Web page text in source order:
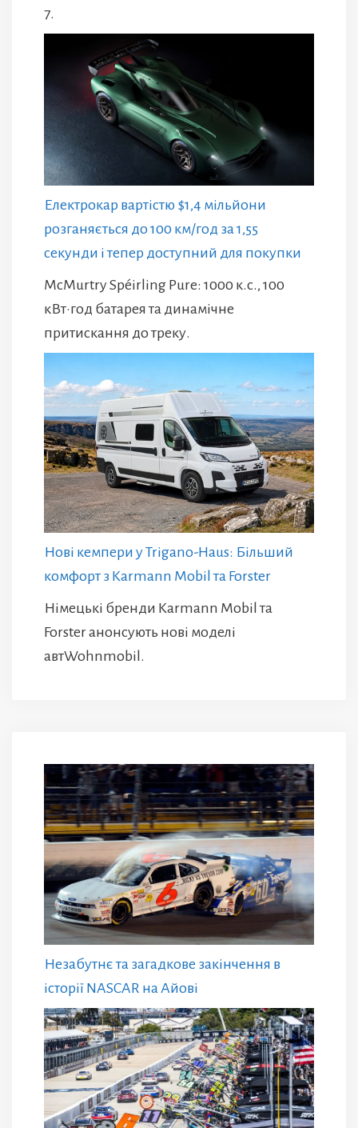
7.
Електрокар вартістю $1,4 мільйони
розганяється до 100 км/год за 1,55
секунди і тепер доступний для покупки
McMurtry Spéirling Pure: 1000 к.с., 100
кВт·год батарея та динамічне
притискання до треку.
Нові кемпери у Trigano-Haus: Більший
комфорт з Karmann Mobil та Forster
Німецькі бренди Karmann Mobil та
Forster анонсують нові моделі
автWohnmobil.
Незабутнє та загадкове закінчення в
історії NASCAR на Айові